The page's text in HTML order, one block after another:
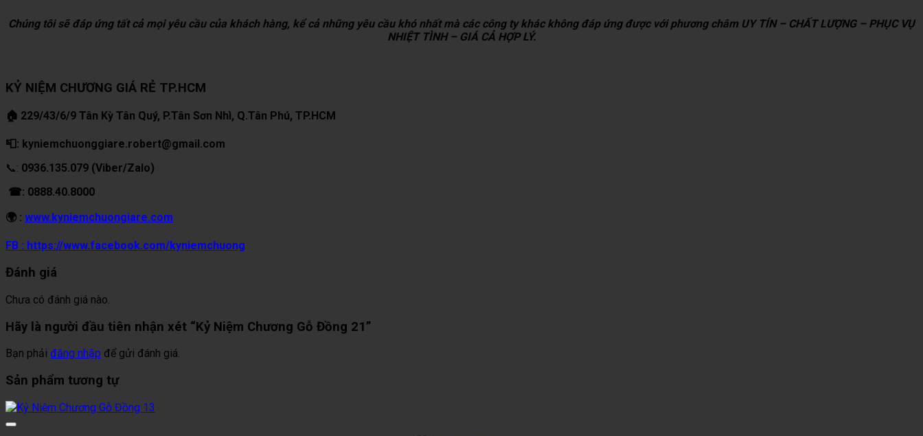
Chúng tôi sẽ đáp ứng tất cả mọi yêu cầu của khách hàng, kể cả những yêu cầu khó nhất mà các công ty khác không đáp ứng được với phương châm UY TÍN – CHẤT LƯỢNG – PHỤC VỤ
NHIỆT TÌNH – GIÁ CẢ HỢP LÝ.
KỶ NIỆM CHƯƠNG GIÁ RẺ TP.HCM
🏠 229/43/6/9 Tân Kỳ Tân Quý, P.Tân Sơn Nhì, Q.Tân Phú, TP.HCM
📮: kyniemchuonggiare.robert@gmail.com
📞: 0936.135.079 (Viber/Zalo)
☎: 0888.40.8000
🌍 : www.kyniemchuongiare.com
FB : https://www.facebook.com/kyniemchuong
Đánh giá
Chưa có đánh giá nào.
Hãy là người đầu tiên nhận xét “Kỷ Niệm Chương Gỗ Đồng 21”
Bạn phải đăng nhập để gửi đánh giá.
Sản phẩm tương tự